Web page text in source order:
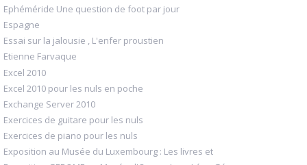
Ephéméride Une question de foot par jour
Espagne
Essai sur la jalousie , L'enfer proustien
Etienne Farvaque
Excel 2010
Excel 2010 pour les nuls en poche
Exchange Server 2010
Exercices de guitare pour les nuls
Exercices de piano pour les nuls
Exposition au Musée du Luxembourg : Les livres et